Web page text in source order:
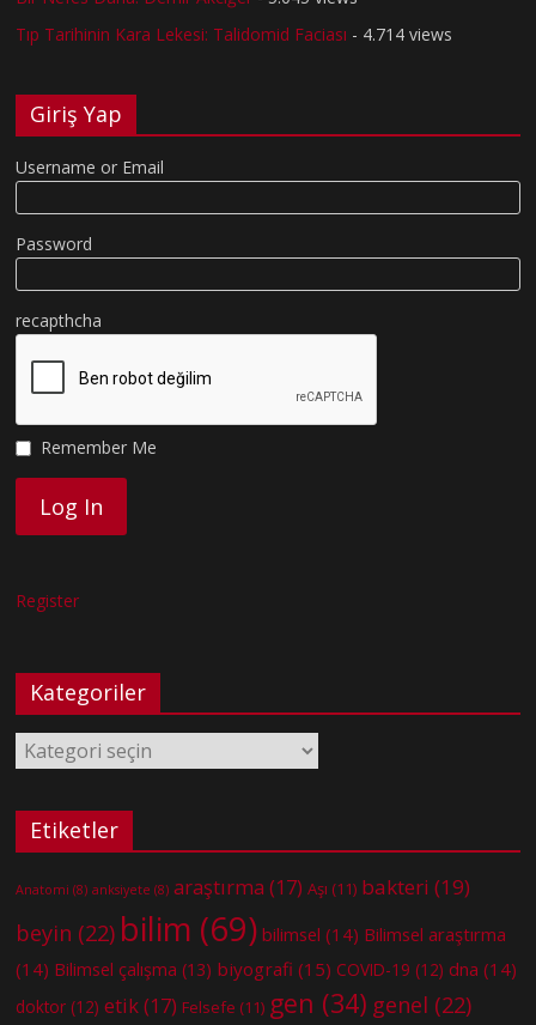
Tıp Tarihinin Kara Lekesi: Talidomid Faciası - 4.714 views
Giriş Yap
Username or Email
Password
recapthcha
Remember Me
Register
Kategoriler
Kategoriler
Etiketler
Anatomi (8) anksiyete (8) araştırma (17) Aşı (11) bakteri (19)
beyin (22) bilim (69) bilimsel (14) Bilimsel araştırma
(14) Bilimsel çalışma (13) biyografi (15) COVID-19 (12) dna (14)
doktor (12) etik(17) Felsefe (11) gen (34) genel (22)